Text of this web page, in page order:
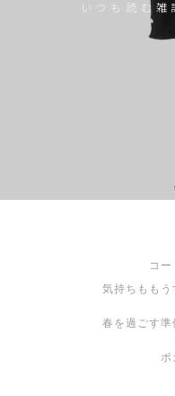
いつも読む雑
コ
気持ちももう
春を過ごす
ポ